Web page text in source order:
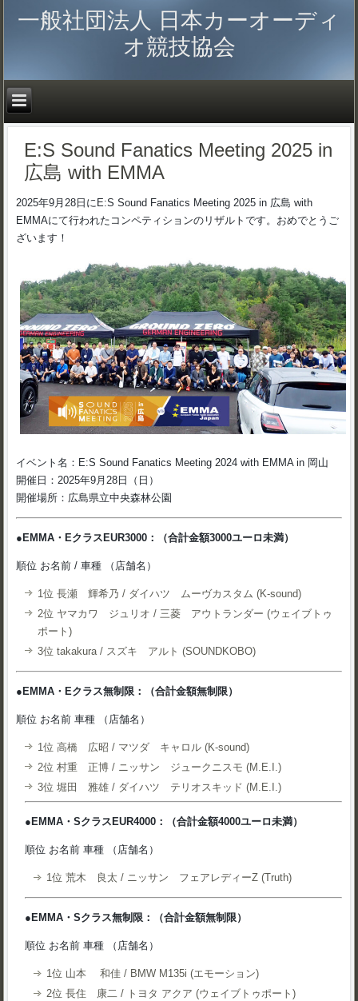
一般社団法人 日本カーオーディ
オ競技協会
E:S Sound Fanatics Meeting 2025 in
広島 with EMMA
2025年9月28日にE:S Sound Fanatics Meeting 2025 in 広島 with
EMMAにて行われたコンペティションのリザルトです。おめでとうご
ざいます！
イベント名：E:S Sound Fanatics Meeting 2024 with EMMA in 岡山
開催日：2025年9月28日（日）
開催場所：広島県立中央森林公園
●EMMA・EクラスEUR3000：（合計金額3000ユーロ未満）
順位 お名前 / 車種 （店舗名）
1位 長瀬 輝希乃 / ダイハツ ムーヴカスタム (K-sound)
2位 ヤマカワ ジュリオ / 三菱 アウトランダー (ウェイブトゥ
ポート)
3位 takakura / スズキ アルト (SOUNDKOBO)
●EMMA・Eクラス無制限：（合計金額無制限）
順位 お名前 車種 （店舗名）
1位 高橋 広昭 / マツダ キャロル (K-sound)
2位 村重 正博 / ニッサン ジュークニスモ (M.E.I.)
3位 堀田 雅雄 / ダイハツ テリオスキッド (M.E.I.)
●EMMA・SクラスEUR4000：（合計金額4000ユーロ未満）
順位 お名前 車種 （店舗名）
1位 荒木 良太 / ニッサン フェアレディーZ (Truth)
●EMMA・Sクラス無制限：（合計金額無制限）
順位 お名前 車種 （店舗名）
1位 山本 和佳 / BMW M135i (エモーション)
2位 長住 康二 / トヨタ アクア (ウェイブトゥポート)